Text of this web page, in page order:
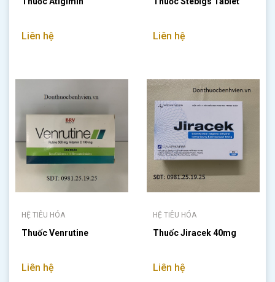
Liên hệ Liên hệ
HỆ TIÊU HÓA
Thuốc Venrutine
Liên hệ
HỆ TIÊU HÓA
Thuốc Jiracek 40mg
Liên hệ